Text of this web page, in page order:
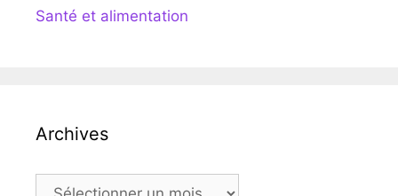
Santé et alimentation
Archives
Archives